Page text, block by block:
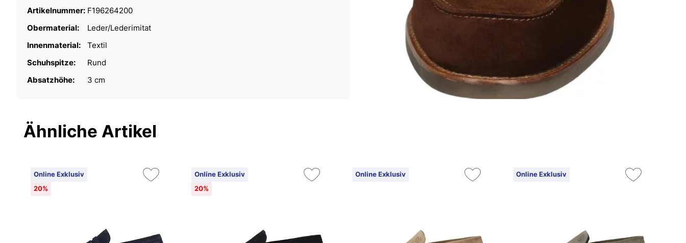
Artikelnummer: F196264200
Obermaterial:
Leder/Lederimitat
Innenmaterial:
Textil
Schuhspitze:
Rund
Absatzhöhe:
3 cm
Ähnliche Artikel
Online Exklusiv
20%
Online Exklusiv
20%
Online Exklusiv Online Exklusiv